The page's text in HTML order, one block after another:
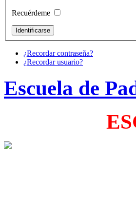
Recuérdeme
¿Recordar contraseña?
¿Recordar usuario?
Escuela de